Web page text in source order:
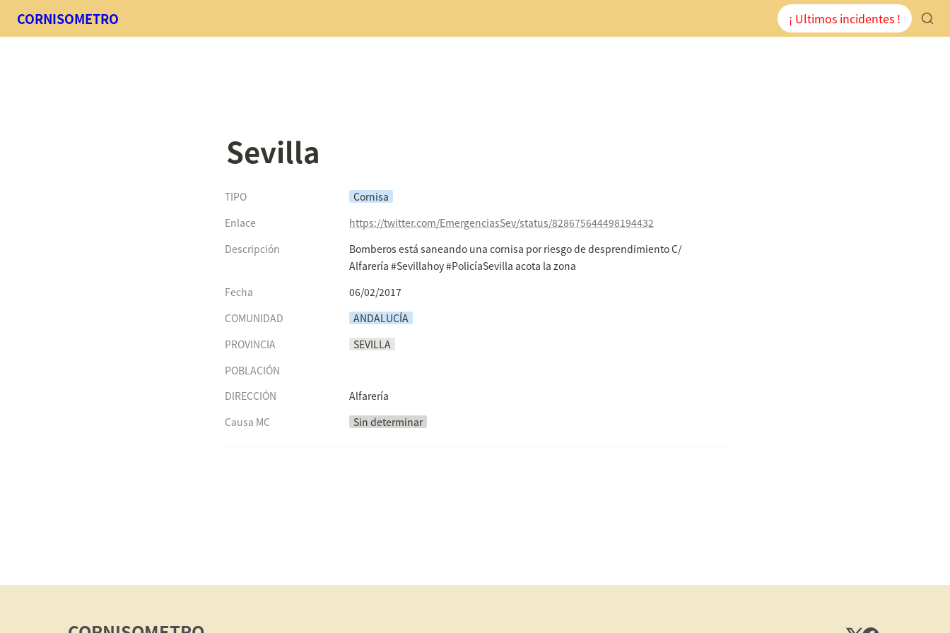
CORNISOMETRO ¡ Ultimos incidentes !
Sevilla
TIPO
Cornisa
Enlace
https://twitter.com/EmergenciasSev/status/828675644498194432
Descripción
Bomberos está saneando una cornisa por riesgo de desprendimiento C/
Alfarería #Sevillahoy #PolicíaSevilla acota la zona
Fecha
06/02/2017
COMUNIDAD
ANDALUCÍA
PROVINCIA
SEVILLA
POBLACIÓN
DIRECCIÓN
Alfarería
Causa MC
Sin determinar